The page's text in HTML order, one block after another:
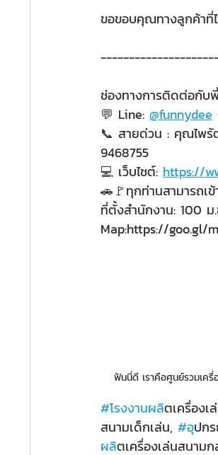
ขอขอบคุณทางลูกค้าที่ไ
ช่องทางการติดต่อกับ
💬 Line: @funnydee
📞 สายด่วน : คุณไพรั
9468755
💻 เว็บไซต์: https://
🚗🚩ทุกท่านสามารถเ
ที่ตั้งสำนักงาน: 100
Map:https://goo.gl/
ฟันนี่ดี เราคือศูนย์รวมเค
#โรงงานผลตเครื่องเ
สนามเด็กเล่น, #อปก
ผลตเครื่องเล่นสนามก